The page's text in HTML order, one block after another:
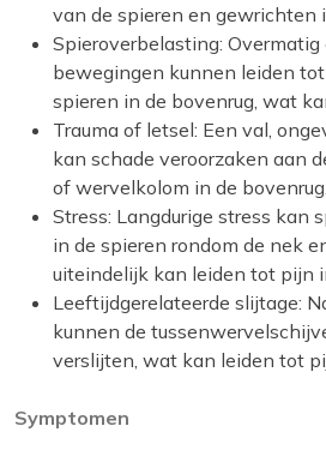
van de spieren en gewrichten
Spieroverbelasting:
bewegingen kunnen leiden
spieren in de bovenrug, wat
Trauma of letsel: Een val,
kan schade veroorzaken aan
of wervelkolom in de bovenrug.
Stress: Langdurige stress kan
in de spieren rondom de nek
uiteindelijk kan leiden tot pijn
Leeftijdgerelateerde slijtage:
kunnen de
verslijten, wat kan leiden tot
Symptomen